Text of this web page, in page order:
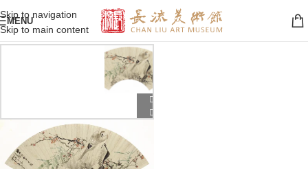
Skip to navigation
Skip to main content
MENU